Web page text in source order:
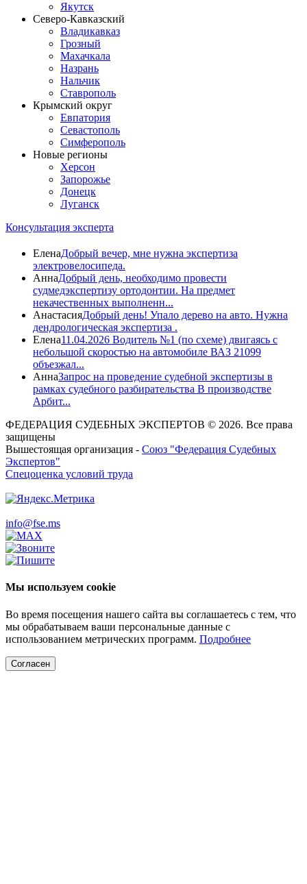
Якутск
Северо-Кавказский
Владикавказ
Грозный
Махачкала
Назрань
Нальчик
Ставрополь
Крымский округ
Евпатория
Севастополь
Симферополь
Новые регионы
Херсон
Запорожье
Донецк
Луганск
Консультация эксперта
ЕленаДобрый вечер, мне нужна экспертиза
электровелосипеда.
АннаДобрый день, необходимо провести
судмедэкспертизу ортодонтии. На предмет
некачественных выполненн...
АнастасияДобрый день! Упало дерево на авто. Нужна
дендрологическая экспертиза .
Елена11.04.2026 Водитель №1 (по схеме) двигаясь с
небольшой скоростью на автомобиле ВАЗ 21099
объезжал...
АннаЗапрос на проведение судебной экспертизы в
рамках судебного разбирательства В производстве
Арбит...
ФЕДЕРАЦИЯ СУДЕБНЫХ ЭКСПЕРТОВ © 2026. Все права
защищены
Вышестоящая организация - Союз "Федерация Судебных
Экспертов"
Спецоценка условий труда
info@fse.ms
Мы используем cookie
Во время посещения нашего сайта вы соглашаетесь с тем, что
мы обрабатываем ваши персональные данные с
использованием метрических программ. Подробнее
Согласен